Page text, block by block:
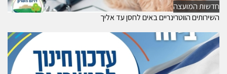
חדשות המועצה
השירותים הווטרינריים באים לחסן עד אליך